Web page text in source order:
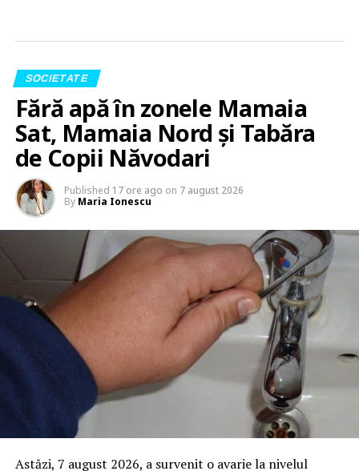
SOCIETATE
Fără apă în zonele Mamaia
Sat, Mamaia Nord și Tabăra
de Copii Năvodari
Published 17 ore ago on 7 august 2026
By Maria Ionescu
Astăzi, 7 august 2026, a survenit o avarie la nivelul